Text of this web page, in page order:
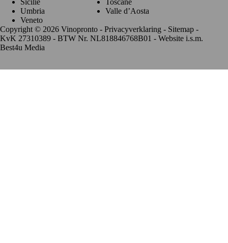
Sicilië
Toscane
Umbria
Valle d’Aosta
Veneto
Copyright © 2026 Vinopronto - Privacyverklaring - Sitemap -
KvK 27310389 - BTW Nr. NL818846768B01 - Website i.s.m.
Best4u Media